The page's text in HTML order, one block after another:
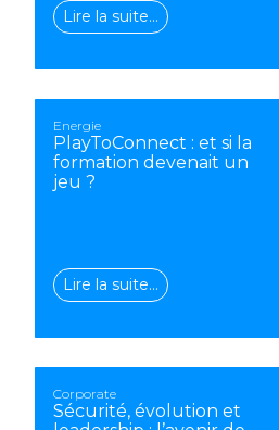
Lire la suite…
Energie
PlayToConnect : et si la
formation devenait un
jeu ?
Lire la suite…
Corporate
Sécurité, évolution et